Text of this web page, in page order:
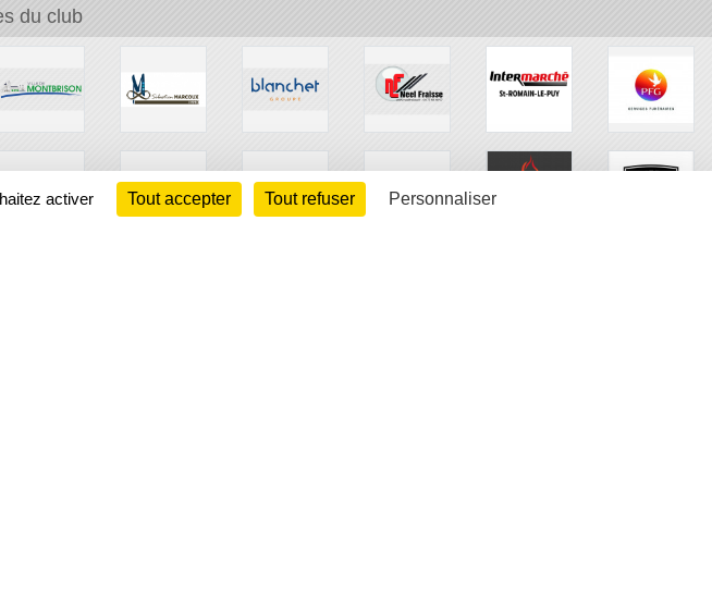
du club
activer Tout accepter Tout refuser Personnaliser